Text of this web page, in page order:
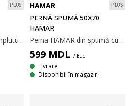
PLUS
Pernă de calitate cu umplutură moale din 50% vâscoză din bambus/50% fibră goală siliconizată, 700 g. Țesătură moale din 100% microfibră de poliester. Temperatură spălare: 40°. 50x70 cm
HAMAR PLUS
PERNĂ SPUMĂ 50X70
HAMAR
Perna HAMAR din spumă cu memorie este ideală dacă ești în căutarea unei soluții de compromis între o pernă din spumă și o pernă tradițională din puf sau fibre. Este umplută cu bucăți de spumă, astfel încât poți ajusta înălțimea și forma pernei pentru a fi potrivită pentru tine. 50x70x13 cm
599 MDL / Buc
Livrare
Disponibil în magazin